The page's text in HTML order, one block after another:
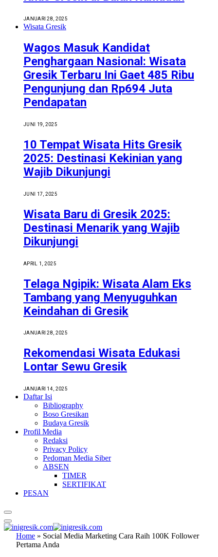
JANUARI 28, 2025
Wisata Gresik
Wagos Masuk Kandidat
Penghargaan Nasional: Wisata
Gresik Terbaru Ini Gaet 485 Ribu
Pengunjung dan Rp694 Juta
Pendapatan
JUNI 19, 2025
10 Tempat Wisata Hits Gresik
2025: Destinasi Kekinian yang
Wajib Dikunjungi
JUNI 17, 2025
Wisata Baru di Gresik 2025:
Destinasi Menarik yang Wajib
Dikunjungi
APRIL 1, 2025
Telaga Ngipik: Wisata Alam Eks
Tambang yang Menyuguhkan
Keindahan di Gresik
JANUARI 28, 2025
Rekomendasi Wisata Edukasi
Lontar Sewu Gresik
JANUARI 14, 2025
Daftar Isi
Bibliography
Boso Gresikan
Budaya Gresik
Profil Media
Redaksi
Privacy Policy
Pedoman Media Siber
ABSEN
TIMER
SERTIFIKAT
PESAN
Home » Social Media Marketing Cara Raih 100K Follower
Pertama Anda